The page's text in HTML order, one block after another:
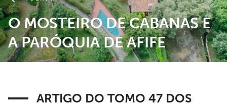
O MOSTEIRO DE CABANAS E
A PARÓQUIA DE AFIFE
ARTIGO DO TOMO 47 DOS